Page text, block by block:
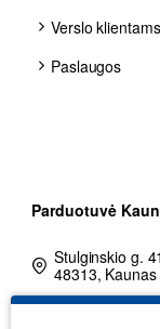
Verslo klientams
Paslaugos
Parduotuvė
Stulginskio g.
48313, Kaunas